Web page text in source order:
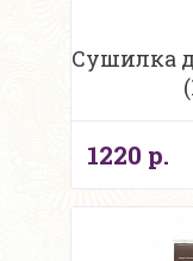
Сушилка
1220 р.